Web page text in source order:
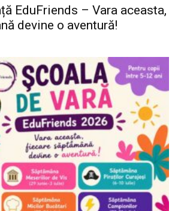
EduFriends – Vara aceasta,
devine o aventură!